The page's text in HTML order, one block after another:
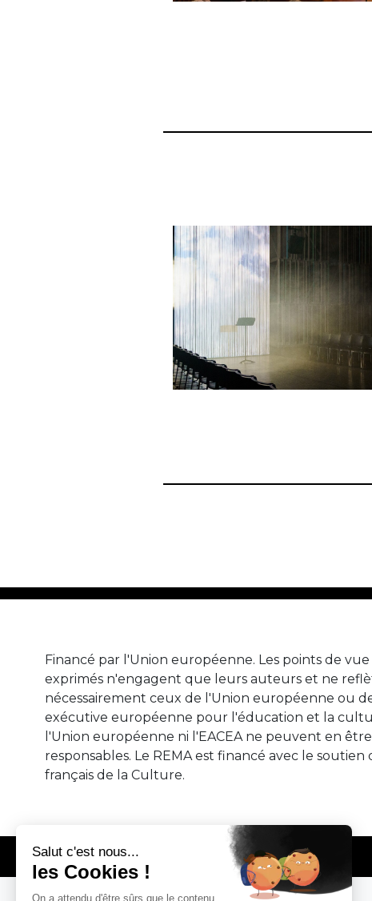
Financé par l'Union européenne. Les points de
exprimés n'engagent que leurs auteurs et ne
nécessairement ceux de l'Union européenne ou
exécutive européenne pour l'éducation et la
l'Union européenne ni l'EACEA ne peuvent en
responsables. Le REMA est financé avec le soutien
français de la Culture.
© REMA - EARLY MUSIC IN EUROPE